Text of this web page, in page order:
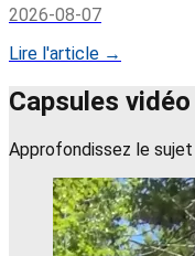
2026-08-07
Lire l'article →
Capsules
Approfondissez le